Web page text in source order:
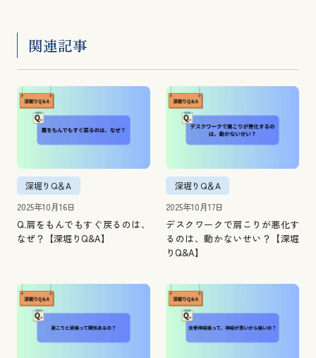
関連記事
深堀りQ＆A
2025年10月16日
Q.肩をもんでもすぐ戻るのは、
なぜ？【深堀りQ&A】
深堀りQ＆A
2025年10月17日
デスクワークで肩こりが悪化す
るのは、動かないせい？【深堀
りQ&A】